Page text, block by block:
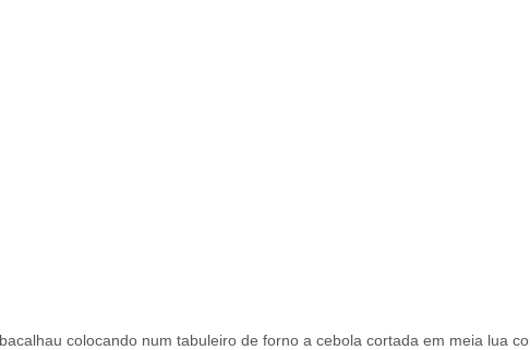
colocando num tabuleiro de forno a cebola cortada em meia lua